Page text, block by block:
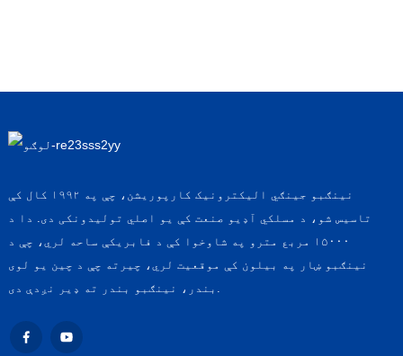
نینګبو جینګي الیکترونیک کارپوریشن، چې په ۱۹۹۲ کال کې
تاسیس شو، د مسلکي آډیو صنعت کې یو اصلي تولیدونکی دی. دا د
۱۵۰۰۰ مربع مترو په شاوخوا کې د فابریکې ساحه لري، چې د
نینګبو ښار په بیلون کې موقعیت لري، چیرته چې د چین یو لوی
بندر، نینګبو بندر ته ډیر نږدې دی.